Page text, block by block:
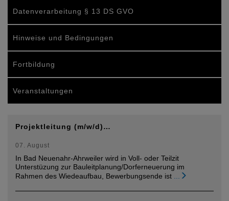
Datenverarbeitung § 13 DS GVO
Hinweise und Bedingungen
Fortbildung
Veranstaltungen
Projektleitung (m/w/d)…
07. August
In Bad Neuenahr-Ahrweiler wird in Voll- oder Teilzit
Unterstüzung zur Bauleitplanung/Dorferneuerung im
Rahmen des Wiedeaufbau, Bewerbungsende ist